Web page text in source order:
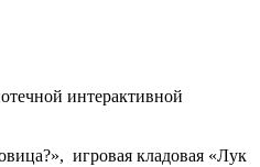
интерактивной
игровая кладовая «Лук